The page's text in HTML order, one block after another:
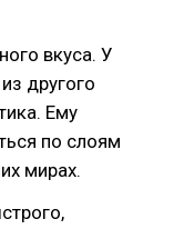
вкуса. У
другого
Ему
по слоям
мирах.